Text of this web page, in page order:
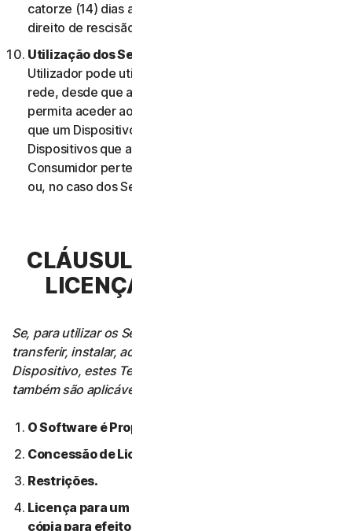
catorze (14) dias após a notificação da alteração e do
direito de rescisão do Utilizador.
Utilização dos Serviços Através de uma Rede.
Utilizador pode utilizar os Serviços através de uma
rede, desde que a sua Elegibilidade do Serviço lhe
permita aceder aos Serviços ou utilizá-los em mais do
que um Dispositivo e desde que cada um desses
Dispositivos que aceda ou utilize os Serviços de
Consumidor pertença a um único agregado familiar
ou, no caso dos Serviços Comerciais, a uma única PE.
CLÁUSULA 3.ª – TERMOS DE
LICENÇA DE SOFTWARE
Se, para utilizar os Serviços, o Utilizador tiver de
transferir, instalar, aceder ou utilizar Software num
Dispositivo, estes Termos de Licença de Software
também são aplicáveis a essa utilização.
O Software é Propriedade da NortonLifeLock.
Concessão de Licença.
Restrições.
Licença para um único dispositivo: apenas uma
cópia para efeitos de backup ou arquivo permitida.